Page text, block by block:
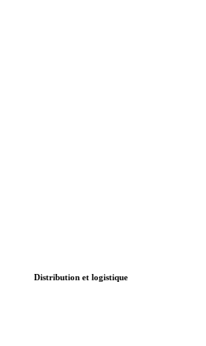
Distribution et logistique